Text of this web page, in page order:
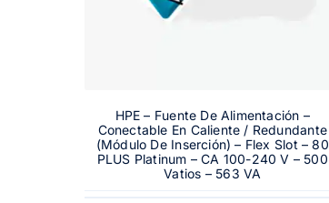
HPE – Fuente De Alimentación –
Conectable En Caliente / Redundante
(módulo De Inserción) – Flex Slot – 80
PLUS Platinum – CA 100-240 V – 500
Vatios – 563 VA